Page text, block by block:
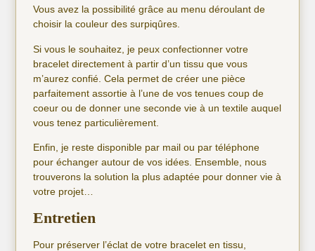
Vous avez la possibilité grâce au menu déroulant de
choisir la couleur des surpiqûres.
Si vous le souhaitez, je peux confectionner votre
bracelet directement à partir d’un tissu que vous
m’aurez confié. Cela permet de créer une pièce
parfaitement assortie à l’une de vos tenues coup de
coeur ou de donner une seconde vie à un textile auquel
vous tenez particulièrement.
Enfin, je reste disponible par mail ou par téléphone
pour échanger autour de vos idées. Ensemble, nous
trouverons la solution la plus adaptée pour donner vie à
votre projet…
Entretien
Pour préserver l’éclat de votre bracelet en tissu,